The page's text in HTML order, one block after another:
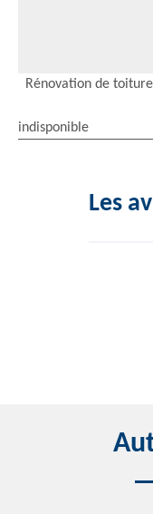
Rénovation de
indisponible
Les